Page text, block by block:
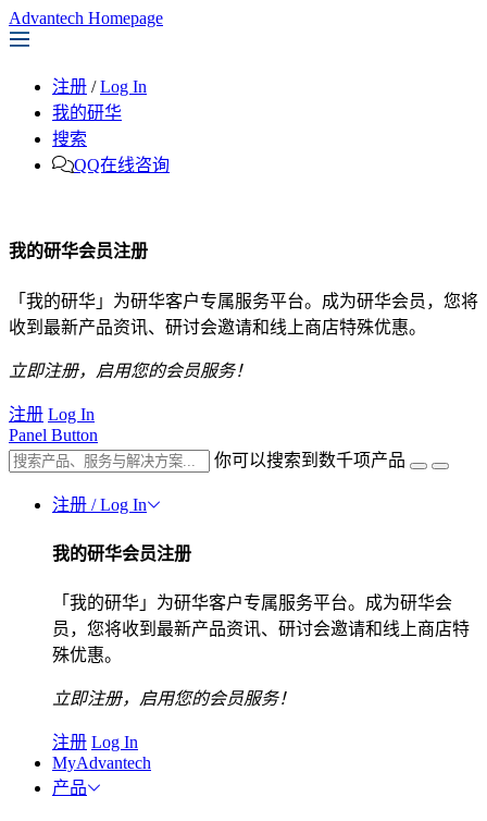
Advantech Homepage
注册 / Log In
我的研华
搜索
QQ在线咨询
我的研华会员注册
「我的研华」为研华客户专属服务平台。成为研华会员，您将
收到最新产品资讯、研讨会邀请和线上商店特殊优惠。
立即注册，启用您的会员服务！
注册 Log In
Panel Button
你可以搜索到数千项产品
注册 / Log In
我的研华会员注册
「我的研华」为研华客户专属服务平台。成为研华会
员，您将收到最新产品资讯、研讨会邀请和线上商店特
殊优惠。
立即注册，启用您的会员服务！
注册 Log In
MyAdvantech
产品